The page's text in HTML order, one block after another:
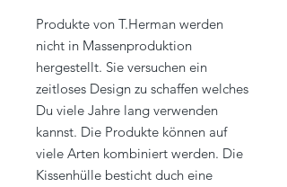
Produkte von T.Herman werden
nicht in Massenproduktion
hergestellt. Sie versuchen ein
zeitloses Design zu schaffen welches
Du viele Jahre lang verwenden
kannst. Die Produkte können auf
viele Arten kombiniert werden. Die
Kissenhülle besticht duch eine